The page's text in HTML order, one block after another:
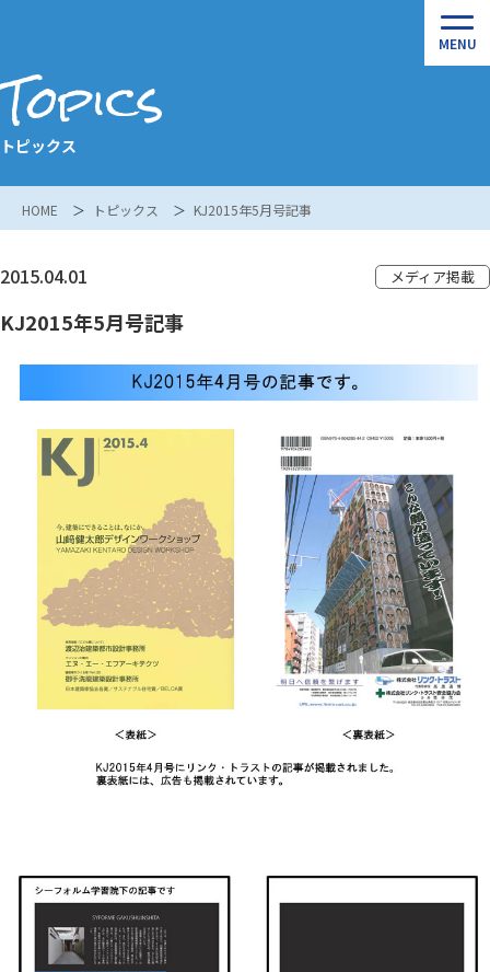
Topics
トピックス
HOME トピックス KJ2015年5月号記事
2015.04.01 メディア掲載
KJ2015年5月号記事